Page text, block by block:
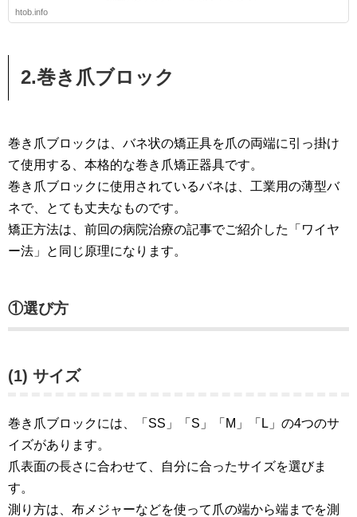
htob.info
2.巻き爪ブロック
巻き爪ブロックは、バネ状の矯正具を爪の両端に引っ掛け
て使用する、本格的な巻き爪矯正器具です。
巻き爪ブロックに使用されているバネは、工業用の薄型バ
ネで、とても丈夫なものです。
矯正方法は、前回の病院治療の記事でご紹介した「ワイヤ
ー法」と同じ原理になります。
①選び方
(1) サイズ
巻き爪ブロックには、「SS」「S」「M」「L」の4つのサ
イズがあります。
爪表面の長さに合わせて、自分に合ったサイズを選びま
す。
測り方は、布メジャーなどを使って爪の端から端までを測